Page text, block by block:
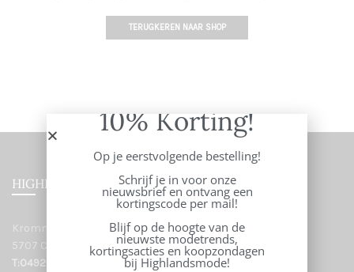
TERUGKEREN NAAR SHOP
HIGHLANDS WOMEN
Kromme Steenweg 43
5707 CB Helmond
T:0492-553383
10% Korting!
Op je eerstvolgende bestelling!
Schrijf je in voor onze
nieuwsbrief en ontvang een
kortingscode per mail!
Blijf op de hoogte van de
nieuwste modetrends,
kortingsacties en koopzondagen
bij Highlandsmode!